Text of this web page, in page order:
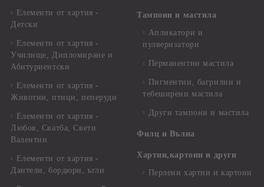
Елементи от хартия -
Детски
Елементи от хартия -
Училище, Дипломиране и
Абитуриентски
Елементи от хартия -
Животни, птици, пеперуди
Елементи от хартия -
Любов, Сватба, Свети
Валентин
Елементи от хартия -
Дантели, бордюри, ъгли
Тампони и мастила
Апликатори и
пулверизатори
Перманентни мастила
Пигментни, багрилни и
тебеширени мастила
Други тампони и мастила
Филц и Вълна
Хартии,картони и други
Перлени хартии и картони